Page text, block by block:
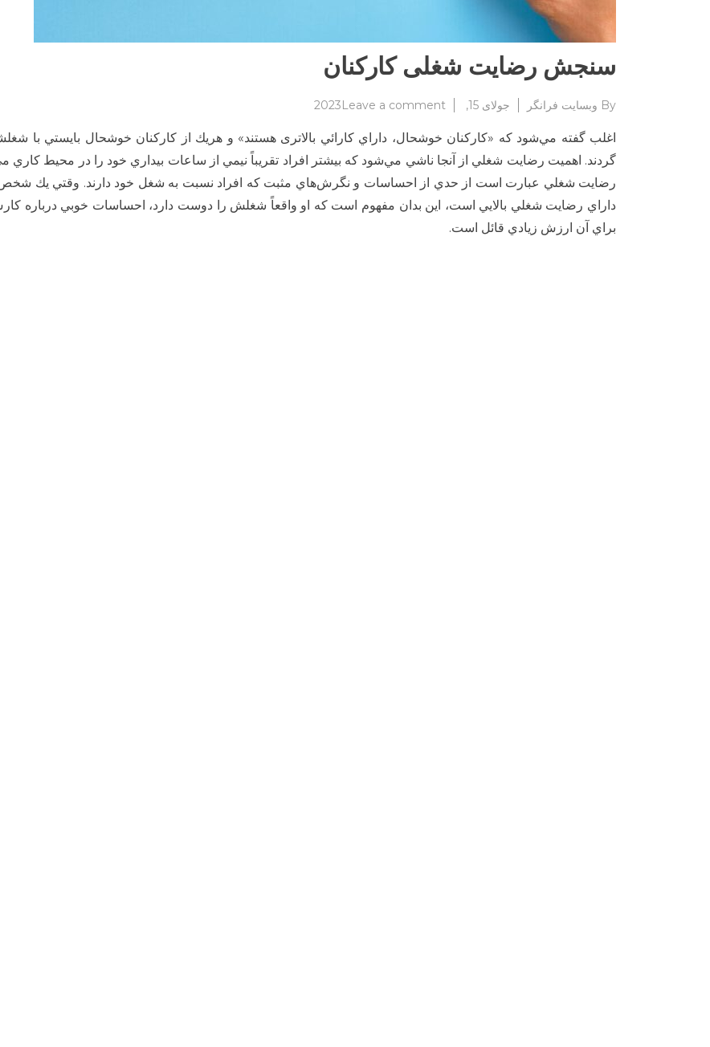
سنجش رضایت شغلی کارکنان
By وبسایت فرانگر جولای 15, 2023 Leave a comment
on
رضایت
شغلی
کارکنان
اغلب گفته مي‌شود كه «كاركنان خوشحال، داراي كارائي بالاتری هستند» و هريك از كاركنان خوشحال بايستي با
گردند. اهميت رضايت شغلي از آنجا ناشي مي‌شود كه بيشتر افراد تقريباً نيمي از ساعات بيداري خود را در محيط كاري
رضايت شغلي عبارت است از حدي از احساسات و نگرش‌هاي مثبت كه افراد نسبت به شغل خود دارند. وقتي يك
داراي رضايت شغلي بالايي است، اين بدان مفهوم است كه او واقعاً شغلش را دوست دارد، احساسات خوبي درباره
براي آن ارزش زيادي قائل است.